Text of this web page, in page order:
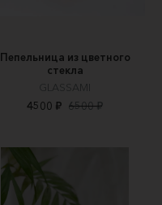
Пепельница из цветного
стекла
GLASSAMI
4500 ₽ 6500 ₽